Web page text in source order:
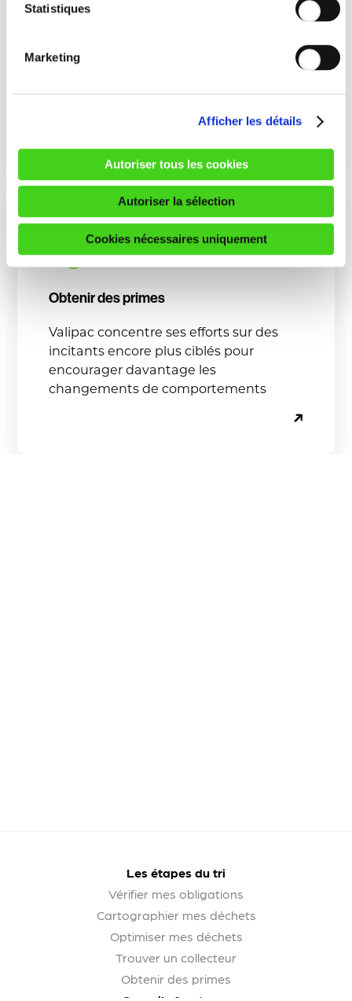
Statistiques
Marketing
Afficher les détails
Autoriser tous les cookies
Autoriser la sélection
Cookies nécessaires uniquement
Trouver un collecteur
À la recherche d’un collecteur ?
Appliquez les filtres ci-dessous pour
Obtenir des primes
Valipac concentre ses efforts sur des
incitants encore plus ciblés pour
encourager davantage les
changements de comportements
Les étapes du tri
Vérifier mes obligations
Cartographier mes déchets
Optimiser mes déchets
Trouver un collecteur
Obtenir des primes